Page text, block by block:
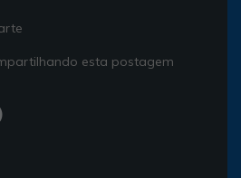
esta postagem